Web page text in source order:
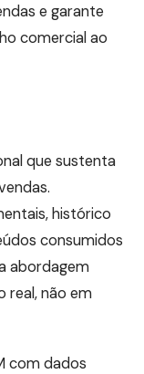
e garante
comercial ao
que sustenta
histórico
consumidos
abordagem
real, não em
com dados